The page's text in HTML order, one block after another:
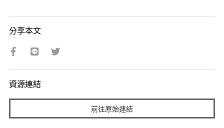
分享本文
資源連結
前往原始連結